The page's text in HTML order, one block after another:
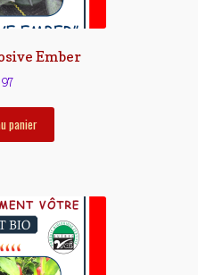
Ember
panier